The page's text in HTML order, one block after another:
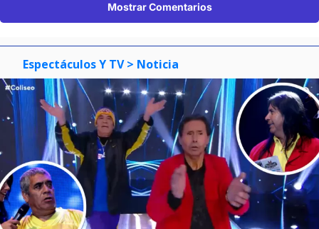
Mostrar Comentarios
Espectáculos Y TV > Noticia